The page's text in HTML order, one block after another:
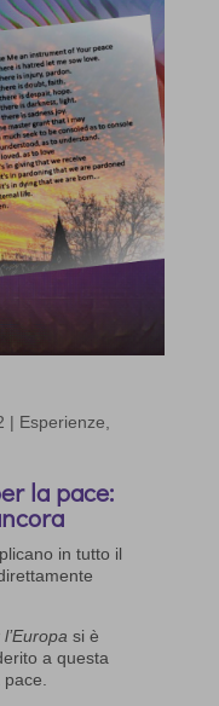
| Esperienze,
la pace:
in tutto il
si è
a questa